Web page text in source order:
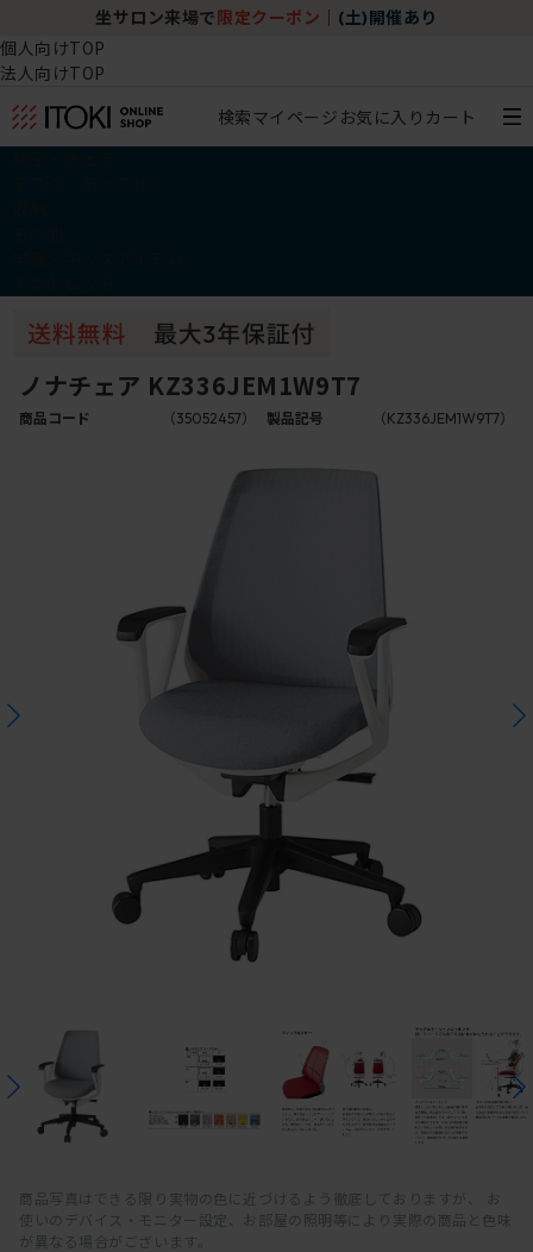
坐サロン来場で 限定クーポン (土)開催あり
個人向けTOP
法人向けTOP
検索マイページ お気に入り カート
ノナチェア KZ336JEM1W9T7
商品コード （35052457） 製品記号 （KZ336JEM1W9T7）
商品写真はできる限り実物の色に近づけるよう徹底しておりますが、 お
使いのデバイス・モニター設定、お部屋の照明等により実際の商品と色味
が異なる場合がございます。